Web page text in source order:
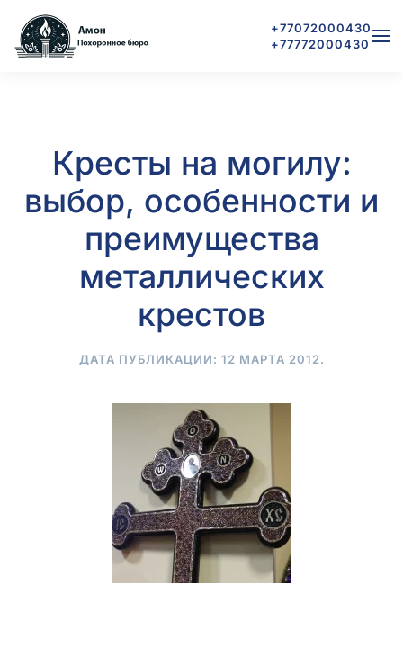
Skip to main content
+77072000430
+77772000430
Кресты на могилу:
выбор, особенности и
преимущества
металлических
крестов
ДАТА ПУБЛИКАЦИИ: 12 МАРТА 2012.